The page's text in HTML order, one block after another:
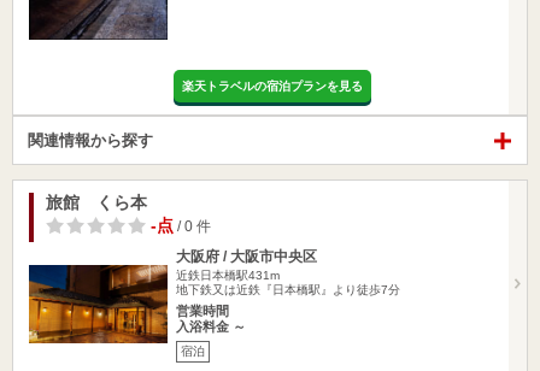
楽天トラベルの宿泊プランを見る
関連情報から探す
旅館 くら本
-点 / 0 件
大阪府 / 大阪市中央区
近鉄日本橋駅431m
地下鉄又は近鉄『日本橋駅』より徒歩7分
営業時間
入浴料金 ～
宿泊